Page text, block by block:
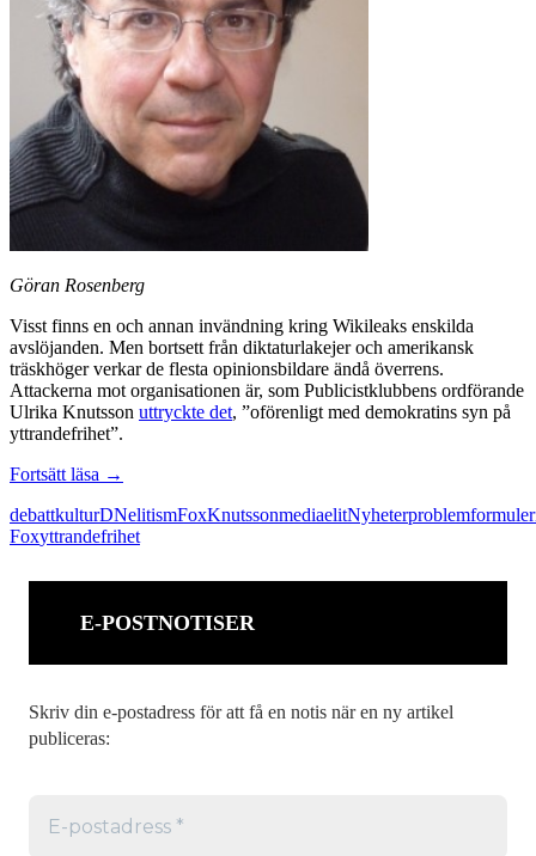
Göran Rosenberg
Visst finns en och annan invändning kring Wikileaks enskilda
avslöjanden. Men bortsett från diktaturlakejer och amerikansk
träskhöger verkar de flesta opinionsbildare ändå överrens.
Attackerna mot organisationen är, som Publicistklubbens ordförande
Ulrika Knutsson uttryckte det, ”oförenligt med demokratins syn på
yttrandefrihet”.
Fortsätt läsa Medieelitens
hotas
av
→
debattkulturDNelitismFoxKnutssonmediaelitNyheter
Foxyttrandefrihet
E-POSTNOTISER
Skriv din e-postadress för att få en notis när en ny artikel
publiceras: